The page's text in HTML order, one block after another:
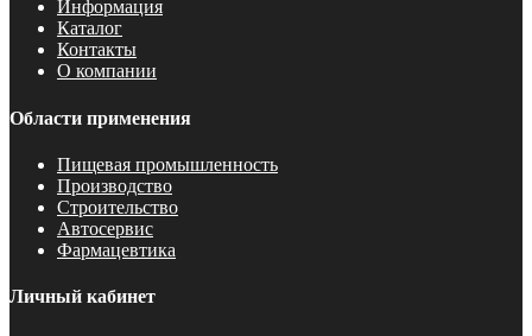
Информация
Каталог
Контакты
О компании
Области применения
Пищевая промышленность
Производство
Строительство
Автосервис
Фармацевтика
Личный кабинет